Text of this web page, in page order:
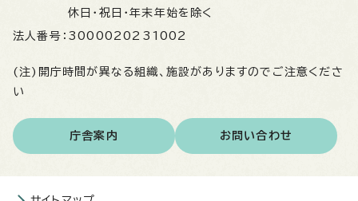
休日・祝日・年末年始を除く
法人番号： 3000020231002
(注)開庁時間が異なる組織、施設がありますのでご注意くださ
い
庁舎案内 お問い合わせ